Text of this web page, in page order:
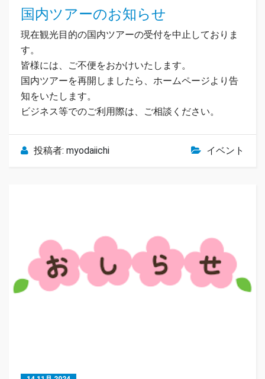
国内ツアーのお知らせ
現在観光目的の国内ツアーの受付を中止しておりま
す。
皆様には、ご不便をおかけいたします。
国内ツアーを再開しましたら、ホームページより告
知をいたします。
ビジネス等でのご利用際は、ご相談ください。
投稿者: myodaiichi イベント